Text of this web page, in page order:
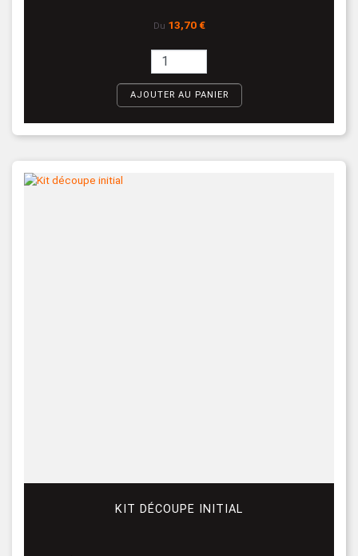
Du Prix
13,70 €
AJOUTER AU PANIER
KIT DÉCOUPE INITIAL